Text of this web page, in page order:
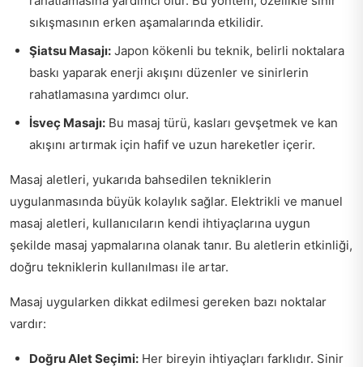
sıkışmasının erken aşamalarında etkilidir.
Şiatsu Masajı: Japon kökenli bu teknik, belirli noktalara
baskı yaparak enerji akışını düzenler ve sinirlerin
rahatlamasına yardımcı olur.
İsveç Masajı: Bu masaj türü, kasları gevşetmek ve kan
akışını artırmak için hafif ve uzun hareketler içerir.
Masaj aletleri, yukarıda bahsedilen tekniklerin
uygulanmasında büyük kolaylık sağlar. Elektrikli ve manuel
masaj aletleri, kullanıcıların kendi ihtiyaçlarına uygun
şekilde masaj yapmalarına olanak tanır. Bu aletlerin etkinliği,
doğru tekniklerin kullanılması ile artar.
Masaj uygularken dikkat edilmesi gereken bazı noktalar
vardır:
Doğru Alet Seçimi: Her bireyin ihtiyaçları farklıdır. Sinir